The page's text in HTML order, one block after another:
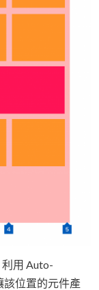
用 Auto-
該位置的元件產